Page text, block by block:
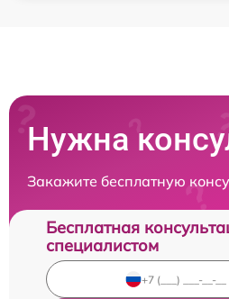
Нужна
Закажите бесплатную
Бесплатная
специалистом